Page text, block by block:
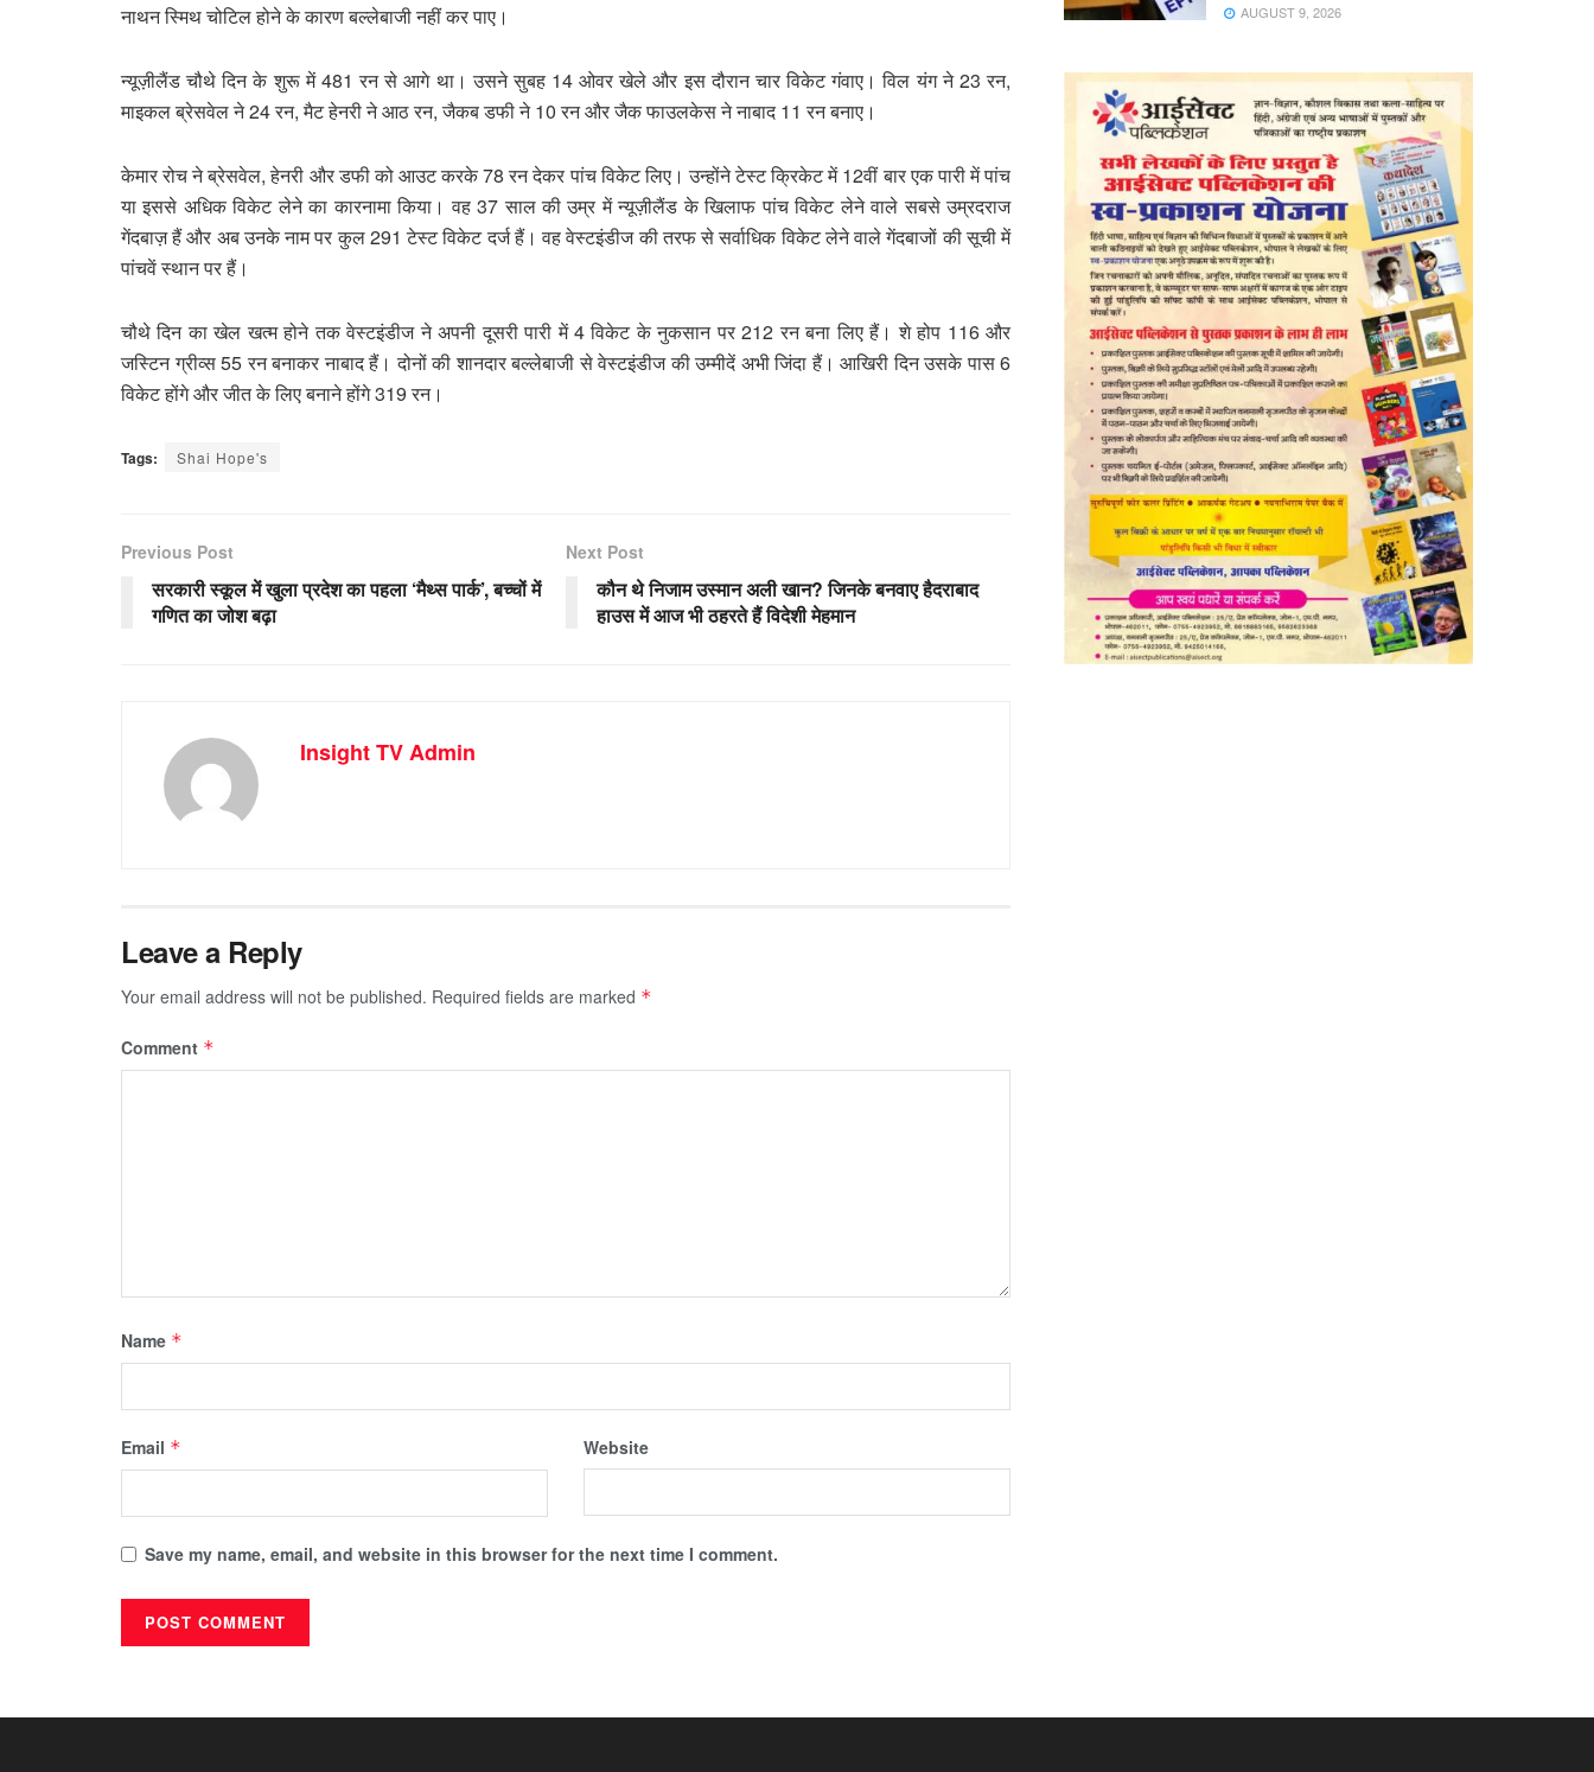
नाथन स्मिथ चोटिल होने के कारण बल्लेबाजी नहीं कर पाए।
न्यूज़ीलैंड चौथे दिन के शुरू में 481 रन से आगे था। उसने सुबह 14 ओवर खेले और इस दौरान चार विकेट गंवाए। विल यंग ने 23 रन,
माइकल ब्रेसवेल ने 24 रन, मैट हेनरी ने आठ रन, जैकब डफी ने 10 रन और जैक फाउलकेस ने नाबाद 11 रन बनाए।
केमार रोच ने ब्रेसवेल, हेनरी और डफी को आउट करके 78 रन देकर पांच विकेट लिए। उन्होंने टेस्ट क्रिकेट में 12वीं बार एक पारी में पांच
या इससे अधिक विकेट लेने का कारनामा किया। वह 37 साल की उम्र में न्यूज़ीलैंड के खिलाफ पांच विकेट लेने वाले सबसे उम्रदराज
गेंदबाज़ हैं और अब उनके नाम पर कुल 291 टेस्ट विकेट दर्ज हैं। वह वेस्टइंडीज की तरफ से सर्वाधिक विकेट लेने वाले गेंदबाजों की सूची में
पांचवें स्थान पर हैं।
चौथे दिन का खेल खत्म होने तक वेस्टइंडीज ने अपनी दूसरी पारी में 4 विकेट के नुकसान पर 212 रन बना लिए हैं। शे होप 116 और
जस्टिन ग्रीव्स 55 रन बनाकर नाबाद हैं। दोनों की शानदार बल्लेबाजी से वेस्टइंडीज की उम्मीदें अभी जिंदा हैं। आखिरी दिन उसके पास 6
विकेट होंगे और जीत के लिए बनाने होंगे 319 रन।
Tags: Shai Hope's
Previous Post
सरकारी स्कूल में खुला प्रदेश का पहला ‘मैथ्स पार्क’, बच्चों में
गणित का जोश बढ़ा
Next Post
कौन थे निजाम उस्मान अली खान? जिनके बनवाए हैदराबाद
हाउस में आज भी ठहरते हैं विदेशी मेहमान
Insight TV Admin
Leave a Reply
Your email address will not be published. Required fields are marked *
Comment *
Name *
Email * Website
Save my name, email, and website in this browser for the next time I comment.
AUGUST 9, 2026